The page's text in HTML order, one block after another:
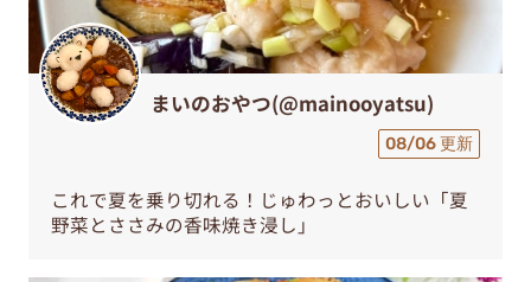
まいのおやつ(@mainooyatsu)
08/06 更新
これで夏を乗り切れる！じゅわっとおいしい「夏
野菜とささみの香味焼き浸し」